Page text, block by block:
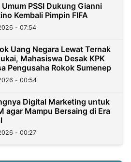
Umum PSSI Dukung Gianni
Kembali Pimpin FIFA
- 07:54
Uang Negara Lewat Ternak
Mahasiswa Desak KPK
Pengusaha Rokok Sumenep
- 00:54
Digital Marketing untuk
agar Mampu Bersaing di Era
- 00:27